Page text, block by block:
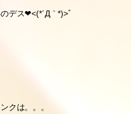
デス❤<(*´Д｀*)>ﾞ
クは。。。